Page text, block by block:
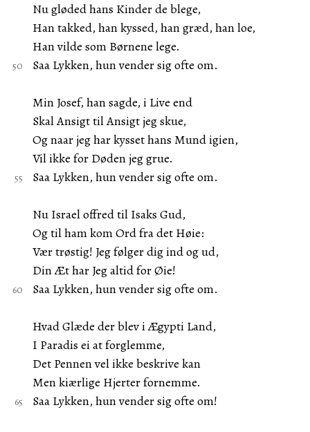
Nu gløded hans Kinder de blege,
Han takked, han kyssed, han græd, han loe,
Han vilde som Børnene lege.
Saa Lykken, hun vender sig ofte om.
Min Josef, han sagde, i Live end
Skal Ansigt til Ansigt jeg skue,
Og naar jeg har kysset hans Mund igien,
Vil ikke for Døden jeg grue.
Saa Lykken, hun vender sig ofte om.
Nu Israel offred til Isaks Gud,
Og til ham kom Ord fra det Høie:
Vær trøstig! Jeg følger dig ind og ud,
Din Æt har Jeg altid for Øie!
Saa Lykken, hun vender sig ofte om.
Hvad Glæde der blev i Ægypti Land,
I Paradis ei at forglemme,
Det Pennen vel ikke beskrive kan
Men kiærlige Hjerter fornemme.
Saa Lykken, hun vender sig ofte om!